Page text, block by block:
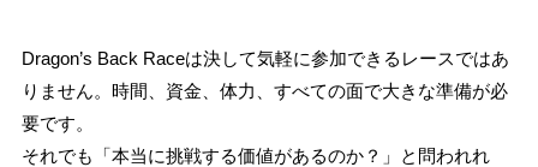
Dragon’s Back Raceは決して気軽に参加できるレースではあ
りません。時間、資金、体力、すべての面で大きな準備が必
要です。
それでも「本当に挑戦する価値があるのか？」と問われれ